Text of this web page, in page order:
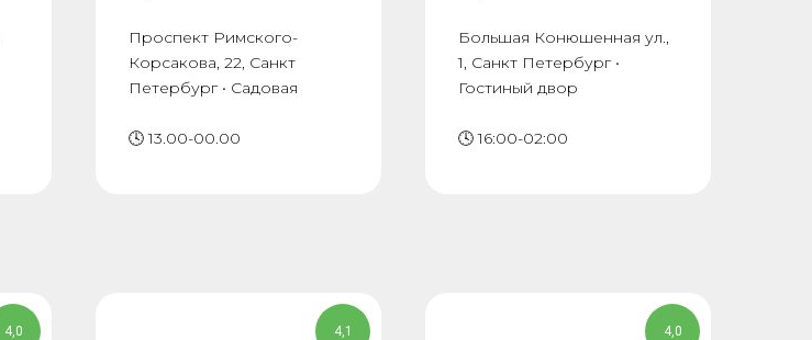
Проспект Римского-
Корсакова, 22, Санкт
Петербург • Садовая
🕓 13.00-00.00
Большая Конюшенная ул.,
1, Санкт Петербург •
Гостиный двор
🕓 16:00-02:00
4,0 4,1 4,0